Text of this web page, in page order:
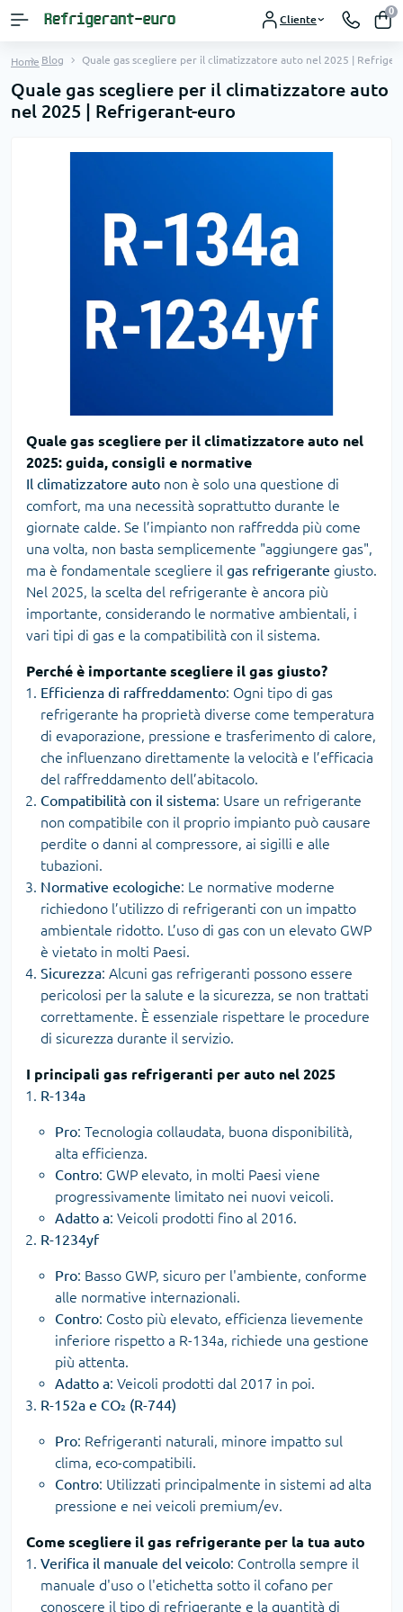
Cliente
0
Home Blog Quale gas scegliere per il climatizzatore auto nel 2025 |
Quale gas scegliere per il climatizzatore auto
nel 2025 | Refrigerant-euro
Quale gas scegliere per il climatizzatore auto nel
2025: guida, consigli e normative
Il climatizzatore auto non è solo una questione di
comfort, ma una necessità soprattutto durante le
giornate calde. Se l’impianto non raffredda più come
una volta, non basta semplicemente "aggiungere gas",
ma è fondamentale scegliere il gas refrigerante giusto.
Nel 2025, la scelta del refrigerante è ancora più
importante, considerando le normative ambientali, i
vari tipi di gas e la compatibilità con il sistema.
Perché è importante scegliere il gas giusto?
Efficienza di raffreddamento: Ogni tipo di gas
refrigerante ha proprietà diverse come temperatura
di evaporazione, pressione e trasferimento di calore,
che influenzano direttamente la velocità e l’efficacia
del raffreddamento dell’abitacolo.
Compatibilità con il sistema: Usare un refrigerante
non compatibile con il proprio impianto può causare
perdite o danni al compressore, ai sigilli e alle
tubazioni.
Normative ecologiche: Le normative moderne
richiedono l’utilizzo di refrigeranti con un impatto
ambientale ridotto. L’uso di gas con un elevato GWP
è vietato in molti Paesi.
Sicurezza: Alcuni gas refrigeranti possono essere
pericolosi per la salute e la sicurezza, se non trattati
correttamente. È essenziale rispettare le procedure
di sicurezza durante il servizio.
I principali gas refrigeranti per auto nel 2025
R-134a
Pro: Tecnologia collaudata, buona disponibilità,
alta efficienza.
Contro: GWP elevato, in molti Paesi viene
progressivamente limitato nei nuovi veicoli.
Adatto a: Veicoli prodotti fino al 2016.
R-1234yf
Pro: Basso GWP, sicuro per l'ambiente, conforme
alle normative internazionali.
Contro: Costo più elevato, efficienza lievemente
inferiore rispetto a R-134a, richiede una gestione
più attenta.
Adatto a: Veicoli prodotti dal 2017 in poi.
R-152a e CO₂ (R-744)
Pro: Refrigeranti naturali, minore impatto sul
clima, eco-compatibili.
Contro: Utilizzati principalmente in sistemi ad alta
pressione e nei veicoli premium/ev.
Come scegliere il gas refrigerante per la tua auto
Verifica il manuale del veicolo: Controlla sempre il
manuale d'uso o l'etichetta sotto il cofano per
conoscere il tipo di refrigerante e la quantità di